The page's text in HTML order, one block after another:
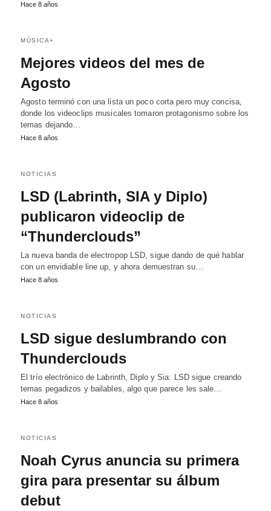
Hace 8 años
MÚSICA+
Mejores videos del mes de
Agosto
Agosto terminó con una lista un poco corta pero muy concisa,
donde los videoclips musicales tomaron protagonismo sobre los
temas dejando…
Hace 8 años
NOTICIAS
LSD (Labrinth, SIA y Diplo)
publicaron videoclip de
“Thunderclouds”
La nueva banda de electropop LSD, sigue dando de qué hablar
con un envidiable line up, y ahora demuestran su…
Hace 8 años
NOTICIAS
LSD sigue deslumbrando con
Thunderclouds
El trío electrónico de Labrinth, Diplo y Sia: LSD sigue creando
temas pegadizos y bailables, algo que parece les sale…
Hace 8 años
NOTICIAS
Noah Cyrus anuncia su primera
gira para presentar su álbum
debut